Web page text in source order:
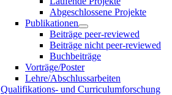
Abgeschlossene Projekte
Publikationen
Beiträge peer-reviewed
Beiträge nicht peer-reviewed
Buchbeiträge
Vorträge/Poster
Lehre/Abschlussarbeiten
Qualifikations- und Curriculumforschung